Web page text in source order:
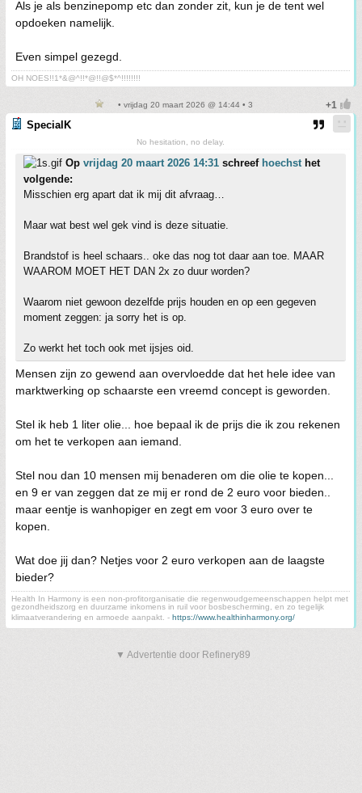
Als je als benzinepomp etc dan zonder zit, kun je de tent wel
opdoeken namelijk.
Even simpel gezegd.
OH NOES!!1*&@^!!*@!!@$*^!!!!!!!!
• vrijdag 20 maart 2026 @ 14:44 • 3
SpecialK
No hesitation, no delay.
Op vrijdag 20 maart 2026 14:31 schreef hoechsthet
volgende:
Misschien erg apart dat ik mij dit afvraag…
Maar wat best wel gek vind is deze situatie.
Brandstof is heel schaars.. oke das nog tot daar aan toe. MAAR
WAAROM MOET HET DAN 2x zo duur worden?
Waarom niet gewoon dezelfde prijs houden en op een gegeven
moment zeggen: ja sorry het is op.
Zo werkt het toch ook met ijsjes oid.
Mensen zijn zo gewend aan overvloedde dat het hele idee van
marktwerking op schaarste een vreemd concept is geworden.
Stel ik heb 1 liter olie... hoe bepaal ik de prijs die ik zou rekenen
om het te verkopen aan iemand.
Stel nou dan 10 mensen mij benaderen om die olie te kopen...
en 9 er van zeggen dat ze mij er rond de 2 euro voor bieden..
maar eentje is wanhopiger en zegt em voor 3 euro over te
kopen.
Wat doe jij dan? Netjes voor 2 euro verkopen aan de laagste
bieder?
Health In Harmony is een non-profitorganisatie die regenwoudgemeenschappen helpt met
gezondheidszorg en duurzame inkomens in ruil voor bosbescherming, en zo tegelijk
klimaatverandering en armoede aanpakt. - https://www.healthinharmony.org/
▼ Advertentie door Refinery89